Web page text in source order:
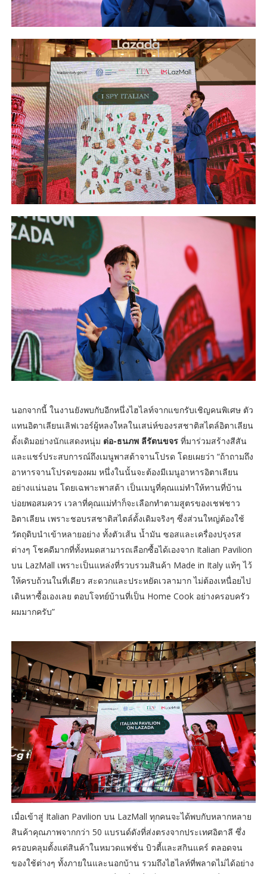
นอกจากนี้ ในงานยังพบกับอีกหนึ่งไฮไลท์จากแขกรับเชิญคนพิเศษ ตัว
แทนอิตาเลียนเลิฟเวอร์ผู้หลงใหลในเสน่ห์ของรสชาติสไตล์อิตาเลียน
ดั้งเดิมอย่างนักแสดงหนุ่ม ต่อ-ธนภพ ลีรัตนขจรที่มาร่วมสร้างสีสัน
และแชร์ประสบการณ์ถึงเมนูพาสต้าจานโปรด โดยเผยว่า “ถ้าถามถึง
อาหารจานโปรดของผม หนึ่งในนั้นจะต้องมีเมนูอาหารอิตาเลียน
อย่างแน่นอน โดยเฉพาะพาสต้า เป็นเมนูที่คุณแม่ทำให้ทานที่บ้าน
บ่อยพอสมควร เวลาที่คุณแม่ทำก็จะเลือกทำตามสูตรของเชฟชาว
อิตาเลียน เพราะชอบรสชาติสไตล์ดั้งเดิมจริงๆ ซึ่งส่วนใหญ่ต้องใช้
วัตถุดิบนำเข้าหลายอย่าง ทั้งตัวเส้น น้ำมัน ซอสและเครื่องปรุงรส
ต่างๆ โชคดีมากที่ทั้งหมดสามารถเลือกซื้อได้เองจาก Italian Pavilion
บน LazMall เพราะเป็นแหล่งที่รวบรวมสินค้า Made in Italy แท้ๆ ไว้
ให้ครบถ้วนในที่เดียว สะดวกและประหยัดเวลามาก ไม่ต้องเหนื่อยไป
เดินหาซื้อเองเลย ตอบโจทย์บ้านที่เป็น Home Cook อย่างครอบครัว
ผมมากครับ”
เมื่อเข้าสู่ Italian Pavilion บน LazMall ทุกคนจะได้พบกับหลากหลาย
สินค้าคุณภาพจากกว่า 50 แบรนด์ดังที่ส่งตรงจากประเทศอิตาลี ซึ่ง
ครอบคลุมตั้งแต่สินค้าในหมวดแฟชั่น บิวตี้และสกินแคร์ ตลอดจน
ของใช้ต่างๆ ทั้งภายในและนอกบ้าน รวมถึงไฮไลท์ที่พลาดไม่ได้อย่าง